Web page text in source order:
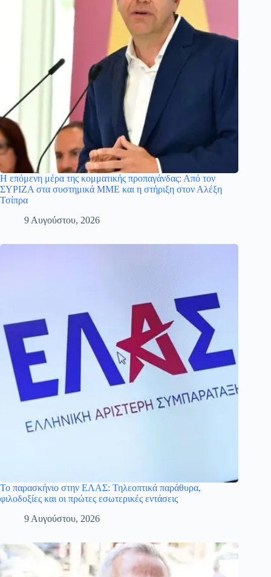
Η επόμενη μέρα της κομματικής προπαγάνδας: Από τον
ΣΥΡΙΖΑ στα συστημικά ΜΜΕ και η στήριξη στον Αλέξη
Τσίπρα
9 Αυγούστου, 2026
Το παρασκήνιο στην ΕΛΑΣ: Τηλεοπτικά παράθυρα,
φιλοδοξίες και οι πρώτες εσωτερικές εντάσεις
9 Αυγούστου, 2026